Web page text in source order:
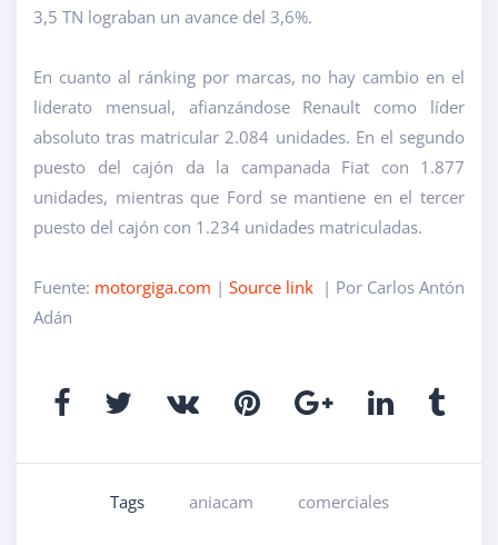
3,5 TN lograban un avance del 3,6%.
En cuanto al ránking por marcas, no hay cambio en el
liderato mensual, afianzándose Renault como líder
absoluto tras matricular 2.084 unidades. En el segundo
puesto del cajón da la campanada Fiat con 1.877
unidades, mientras que Ford se mantiene en el tercer
puesto del cajón con 1.234 unidades matriculadas.
Fuente: motorgiga.com | Source link | Por Carlos Antón
Adán
Tags aniacam comerciales